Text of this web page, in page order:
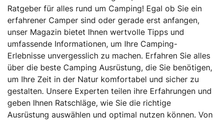
Ratgeber für alles rund um Camping! Egal ob Sie ein
erfahrener Camper sind oder gerade erst anfangen,
unser Magazin bietet Ihnen wertvolle Tipps und
umfassende Informationen, um Ihre Camping-
Erlebnisse unvergesslich zu machen. Erfahren Sie alles
über die beste Camping Ausrüstung, die Sie benötigen,
um Ihre Zeit in der Natur komfortabel und sicher zu
gestalten. Unsere Experten teilen ihre Erfahrungen und
geben Ihnen Ratschläge, wie Sie die richtige
Ausrüstung auswählen und optimal nutzen können. Von